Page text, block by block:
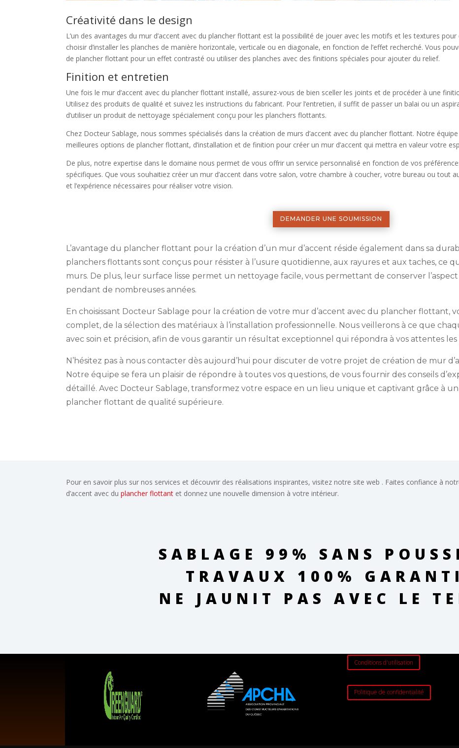
Créativité dans le design
L’un des avantages du mur d’accent avec du plancher flottant est la possibilité de jouer avec les motifs et les textures
choisir d’installer les planches de manière horizontale, verticale ou en diagonale, en fonction de l’effet recherché. Vous
de plancher flottant pour un effet contrasté ou utiliser des planches avec des finitions spéciales pour ajouter du relief.
Finition et entretien
Une fois le mur d’accent avec du plancher flottant installé, assurez-vous de bien sceller les joints et de procéder à une
Utilisez des produits de qualité et suivez les instructions du fabricant. Pour l’entretien, il suffit de passer un balai ou un
d’utiliser un produit de nettoyage spécialement conçu pour les planchers flottants.
Chez Docteur Sablage, nous sommes spécialisés dans la création de murs d’accent avec du plancher flottant. Notre
meilleures options de plancher flottant, d’installation et de finition pour créer un mur d’accent qui mettra en valeur votre
De plus, notre expertise dans le domaine nous permet de vous offrir un service personnalisé en fonction de vos
spécifiques. Que vous souhaitiez créer un mur d’accent dans votre salon, votre chambre à coucher, votre bureau ou tout
et l’expérience nécessaires pour réaliser votre vision.
DEMANDER UNE SOUMISSION
L’avantage du plancher flottant pour la création d’un mur d’accent réside également dans sa
planchers flottants sont conçus pour résister à l’usure quotidienne, aux rayures et aux taches, ce
murs. De plus, leur surface lisse permet un nettoyage facile, vous permettant de conserver
pendant de nombreuses années.
En choisissant Docteur Sablage pour la création de votre mur d’accent avec du plancher flottant,
complet, de la sélection des matériaux à l’installation professionnelle. Nous veillerons à ce que
avec soin et précision, afin de vous garantir un résultat exceptionnel qui répondra à vos attentes les
N’hésitez pas à nous contacter dès aujourd’hui pour discuter de votre projet de création de mur
Notre équipe se fera un plaisir de répondre à toutes vos questions, de vous fournir des conseils
détaillé. Avec Docteur Sablage, transformez votre espace en un lieu unique et captivant grâce à
plancher flottant de qualité supérieure.
Pour en savoir plus sur nos services et découvrir des réalisations inspirantes, visitez notre site web . Faites confiance à
d’accent avec duplancher flottant et donnez une nouvelle dimension à votre intérieur.
SABLAGE 99% SANS
TRAVAUX 100%
NE JAUNIT PAS AVEC LE
Conditions d'utilisation
Politique de confidentialité